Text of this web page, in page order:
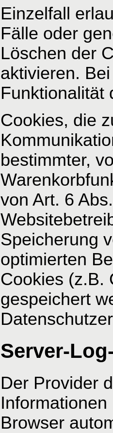
Einzelfall
Fälle oder
Löschen der
aktivieren.
Funktionalität
Cookies, die
bestimmter,
von Art. 6
Speicherung
optimierten
Cookies (z.B.
gespeichert
Server-
Der Provider
Browser